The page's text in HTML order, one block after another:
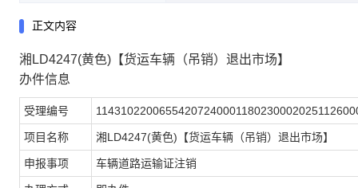
正文内容
湘LD4247(黄色)【货运车辆（吊销）退出市场】
办件信息
受理编号
项目名称 湘LD4247(黄色)【货运车辆（吊销）退出市场】
申报事项 车辆道路运输证注销